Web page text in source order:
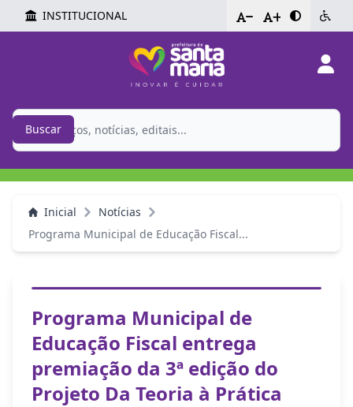
INSTITUCIONAL - +
Buscar
Inicial
Notícias
Programa Municipal de Educação Fiscal...
Programa Municipal de
Educação Fiscal entrega
premiação da 3ª edição do
Projeto Da Teoria à Prática